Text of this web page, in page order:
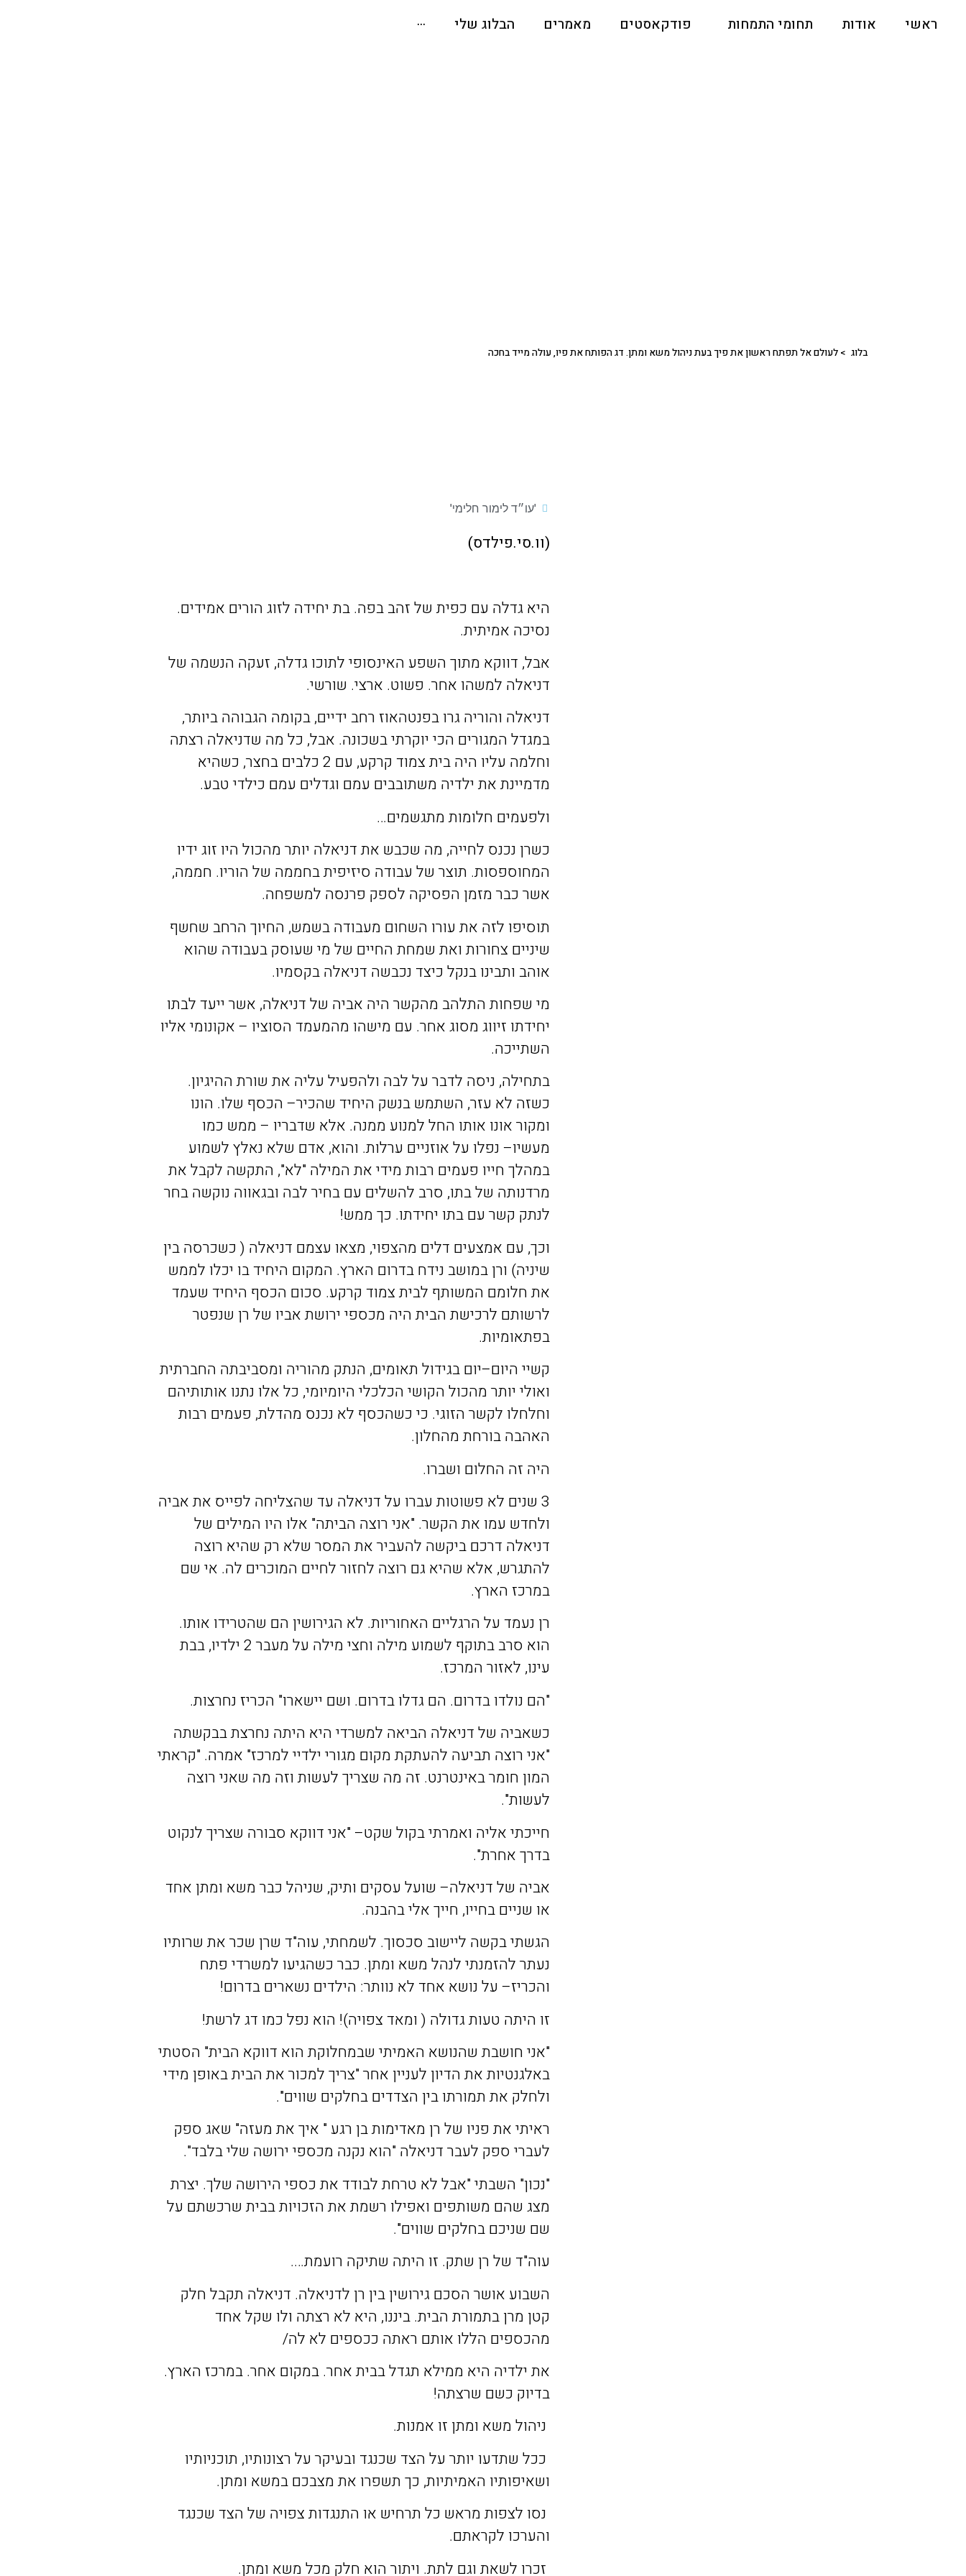
ראשי אודות תחומי התמחות פודקאסטים מאמרים הבלוג שלי ···
בלוג > לעולם אל תפתח ראשון את פיך בעת ניהול משא ומתן. דג הפותח את פיו, עולה מייד בחכה
'עו״ד לימור חלימי'
(וו.סי.פילדס)
היא גדלה עם כפיתשלזהב בפה.בתיחידה לזוגהורים אמידים.
נסיכה אמיתית.
אבל, דווקא מתוךהשפע האינסופילתוכו גדלה, זעקה הנשמה של
דניאלה למשהו אחר. פשוט. ארצי. שורשי.
דניאלה והוריה גרו בפנטהאוז רחב ידיים,בקומה הגבוהה ביותר,
במגדלהמגורים הכייוקרתיבשכונה. אבל, כלמה שדניאלה רצתה
וחלמה עליו היה ביתצמוד קרקע, עם כלבים בחצר, כשהיא
מדמיינתאתילדיה משתובבים עמם וגדלים עמם כילדיטבע.
ולפעמים חלומותמתגשמים…
כשרן נכנס לחייה, מה שכבש אתדניאלה יותרמהכולהיו זוגידיו
המחוספסות. תוצרשלעבודה סיזיפיתבחממה שלהוריו. חממה,
אשרכברמזמן הפסיקה לספק פרנסה למשפחה.
תוסיפו לזה אתעורו השחום מעבודה בשמש, החיוךהרחב שחשף
שיניים צחורותואתשמחתהחיים שלמישעוסק בעבודה שהוא
אוהב ותבינו בנקלכיצד נכבשה דניאלה בקסמיו.
מישפחותהתלהב מהקשרהיה אביה שלדניאלה, אשרייעד לבתו
יחידתו זיווגמסוגאחר. עם מישהו מהמעמד הסוציו – אקונומיאליו
השתייכה.
בתחילה, ניסה לדברעללבה ולהפעילעליה אתשורתההיגיון.
כשזה לא עזר, השתמש בנשק היחיד שהכיר– הכסף שלו. הונו
ומקוראונו אותו החללמנוע ממנה. אלא שדבריו – ממש כמו
מעשיו– נפלו עלאוזניים ערלות. והוא, אדם שלא נאלץלשמוע
במהלךחייו פעמים רבותמידיאתהמילה"לא", התקשה לקבלאת
מרדנותה שלבתו, סרב להשלים עם בחירלבה ובגאווה נוקשה בחר
לנתק קשרעם בתו יחידתו. כךממש!
וכך, עם אמצעים דלים מהצפוי, מצאו עצמם דניאלה (כשכרסה בין
שיניה) ורן במושב נידח בדרום הארץ. המקום היחיד בו יכלו לממש
אתחלומם המשותף לביתצמוד קרקע. סכום הכסף היחיד שעמד
לרשותם לרכישתהביתהיה מכספיירושתאביו שלרן שנפטר
בפתאומיות.
קשייהיום–יום בגידולתאומים, הנתק מהוריה ומסביבתה החברתית
ואולייותרמהכולהקושיהכלכליהיומיומי, כלאלו נתנו אותותיהם
וחלחלו לקשרהזוגי. כיכשהכסף לא נכנס מהדלת, פעמים רבות
האהבה בורחתמהחלון.
היה זה החלום ושברו.
3שנים לא פשוטותעברו עלדניאלה עד שהצליחה לפייס אתאביה
ולחדש עמו אתהקשר. "אנירוצה הביתה" אלו היו המילים של
דניאלה דרכם ביקשה להעביראתהמסרשלא רק שהיא רוצה
להתגרש, אלא שהיא גם רוצה לחזורלחיים המוכרים לה. אישם
במרכז הארץ.
רן נעמד עלהרגליים האחוריות. לא הגירושין הם שהטרידו אותו.
הוא סרב בתוקף לשמוע מילה וחצימילה עלמעבר ילדיו,בבת
עינו, לאזורהמרכז.
"הם נולדו בדרום. הם גדלו בדרום. ושם יישארו" הכריז נחרצות.
כשאביה שלדניאלה הביאה למשרדיהיא היתה נחרצתבבקשתה
"אנירוצה תביעה להעתקתמקום מגוריילדיילמרכז" אמרה. "קראתי
המון חומרבאינטרנט. זה מה שצריךלעשותוזה מה שאנירוצה
לעשות".
חייכתיאליה ואמרתיבקולשקט– "אנידווקא סבורה שצריךלנקוט
בדרךאחרת".
אביה שלדניאלה– שועלעסקים ותיק, שניהלכברמשא ומתן אחד
או שניים בחייו, חייךאליבהבנה.
הגשתיבקשה ליישוב סכסוך. לשמחתי, עוה"ד שרן שכראתשרותיו
נעתרלהזמנתילנהלמשא ומתן. כברכשהגיעו למשרדיפתח
והכריז– עלנושא אחד לא נוותר: הילדים נשארים בדרום!
זו היתה טעותגדולה (ומאד צפויה)! הוא נפלכמו דגלרשת!
"אניחושבתשהנושא האמיתישבמחלוקתהוא דווקא הבית" הסטתי
באלגנטיותאתהדיון לעניין אחר"צריךלמכוראתהביתבאופן מידי
ולחלק אתתמורתו בין הצדדים בחלקים שווים".
ראיתיאתפניו שלרן מאדימותבן רגע" איךאתמעזה" שאגספק
לעבריספק לעברדניאלה"הוא נקנה מכספיירושה שליבלבד".
"נכון" השבתי"אבללא טרחתלבודד אתכספיהירושה שלך. יצרת
מצגשהם משותפים ואפילו רשמתאתהזכויותבביתשרכשתם על
שם שניכם בחלקים שווים".
עוה"ד שלרן שתק. זו היתה שתיקה רועמת….
השבוע אושרהסכם גירושין בין רן לדניאלה. דניאלה תקבלחלק
קטן מרן בתמורתהבית.ביננו, היא לא רצתה ולו שקלאחד
מהכספים הללו אותם ראתה ככספים לא לה/
אתילדיה היא ממילא תגדלבביתאחר.במקום אחר.במרכז הארץ.
בדיוק כשם שרצתה!
ניהולמשא ומתן זו אמנות.
ככלשתדעו יותרעלהצד שכנגד ובעיקרעלרצונותיו, תוכניותיו
ושאיפותיו האמיתיות, כךתשפרו אתמצבכם במשא ומתן.
נסו לצפותמראש כלתרחיש או התנגדותצפויה שלהצד שכנגד
והערכו לקראתם.
זכרו לשאתוגם לתת. ויתורהוא חלק מכלמשא ומתן.